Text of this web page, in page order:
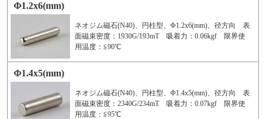
Φ1.2x6(mm)
ネオジム磁石(N40)、円柱型、Φ1.2x6(mm)、径方向 表
面磁束密度：1930G/193mT 吸着力：0.06kgf 限界使
用温度：≦90℃
Φ1.4x5(mm)
ネオジム磁石(N40)、円柱型、Φ1.4x5(mm)、径方向 表
面磁束密度：2340G/234mT 吸着力：0.07kgf 限界使
用温度：≦95℃